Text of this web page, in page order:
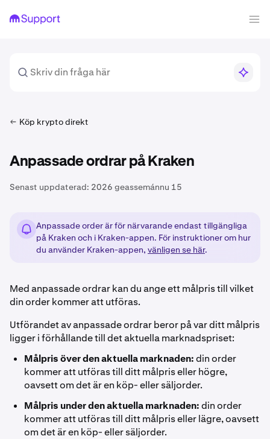
Köp krypto direkt
Anpassade ordrar på Kraken
Senast uppdaterad: 2026 geassemánnu 15
Anpassade order är för närvarande endast tillgängliga
på Kraken och i Kraken-appen. För instruktioner om hur
du använder Kraken-appen, vänligen se här.
Med anpassade ordrar kan du ange ett målpris till vilket
din order kommer att utföras.
Utförandet av anpassade ordrar beror på var ditt målpris
ligger i förhållande till det aktuella marknadspriset:
Målpris över den aktuella marknaden:din order
kommer att utföras till ditt målpris eller högre,
oavsett om det är en köp- eller säljorder.
Målpris under den aktuella marknaden:din order
kommer att utföras till ditt målpris eller lägre, oavsett
om det är en köp- eller säljorder.